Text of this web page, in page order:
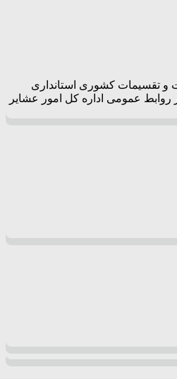
و تقسیمات کشوری استانداری
روابط عمومی اداره کل امور عشایر